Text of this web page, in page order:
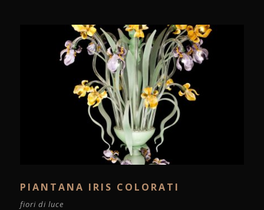
PIANTANA IRIS COLORATI
fiori di luce